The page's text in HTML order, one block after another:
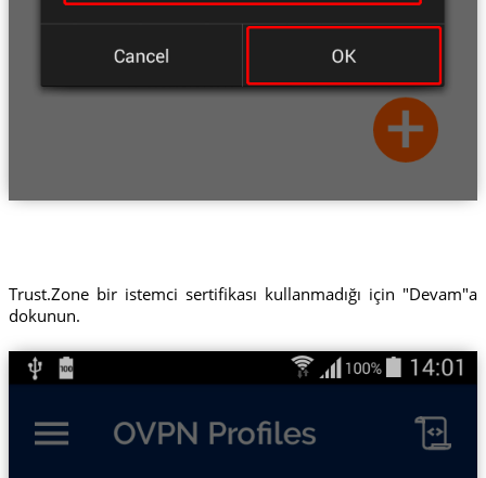
Trust.Zone bir istemci sertifikası kullanmadığı için "Devam"a
dokunun.